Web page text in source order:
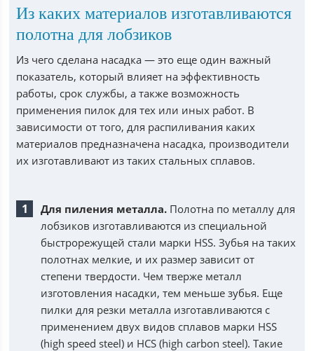
Из каких материалов изготавливаются
полотна для лобзиков
Из чего сделана насадка — это еще один важный
показатель, который влияет на эффективность
работы, срок службы, а также возможность
применения пилок для тех или иных работ. В
зависимости от того, для распиливания каких
материалов предназначена насадка, производители
их изготавливают из таких стальных сплавов.
Для пиления металла. Полотна по металлу для
лобзиков изготавливаются из специальной
быстрорежущей стали марки HSS. Зубья на таких
полотнах мелкие, и их размер зависит от
степени твердости. Чем тверже металл
изготовления насадки, тем меньше зубья. Еще
пилки для резки металла изготавливаются с
применением двух видов сплавов марки HSS
(high speed steel) и HCS (high carbon steel). Такие